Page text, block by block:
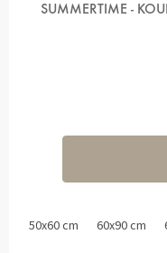
SUMMERTIME -
50x60 cm 60x90 cm